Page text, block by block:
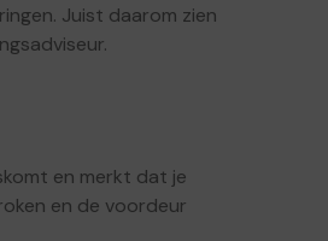
Juist daarom zien
en merkt dat je
en de voordeur